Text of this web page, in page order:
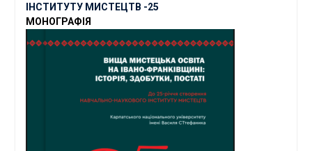
ІНСТИТУТУ МИСТЕЦТВ -25
МОНОГРАФІЯ